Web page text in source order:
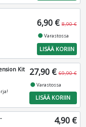
6,90 € 8,90 €
fiber_manual_recordVarastossa
LISÄÄ KORIIN
Kit
27,90 € 69,90 €
fiber_manual_recordVarastossa
LISÄÄ KORIIN
4,90 €